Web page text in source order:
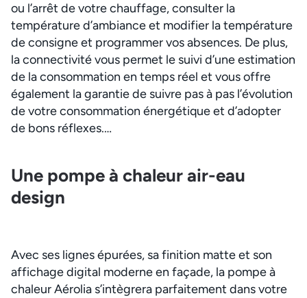
ou l’arrêt de votre chauffage, consulter la
température d’ambiance et modifier la température
de consigne et programmer vos absences. De plus,
la connectivité vous permet le suivi d’une estimation
de la consommation en temps réel et vous offre
également la garantie de suivre pas à pas l’évolution
de votre consommation énergétique et d’adopter
de bons réflexes.
Une pompe à chaleur air-eau
design
Avec ses lignes épurées, sa finition matte et son
affichage digital moderne en façade, la pompe à
chaleur Aérolia s’intègrera parfaitement dans votre